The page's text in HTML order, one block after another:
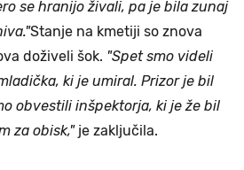
se hranijo živali, pa je bila zunaj
Stanje na kmetiji so znova
doživeli šok. "Spet smo videli
ki je umiral. Prizor je bil
obvestili inšpektorja, ki je že bil
za obisk," je zaključila.